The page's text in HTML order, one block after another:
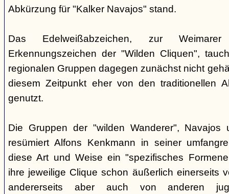
Abkürzung für "Kalker Navajos" stand.
Das Edelweißabzeichen, zur
Erkennungszeichen der "Wilden Cliquen",
regionalen Gruppen dagegen zunächst nicht
diesem Zeitpunkt eher von den traditionellen
genutzt.
Die Gruppen der "wilden Wanderer", Navajos
resümiert Alfons Kenkmann in seiner
diese Art und Weise ein "spezifisches
ihre jeweilige Clique schon äußerlich einerseits
andererseits aber auch von anderen